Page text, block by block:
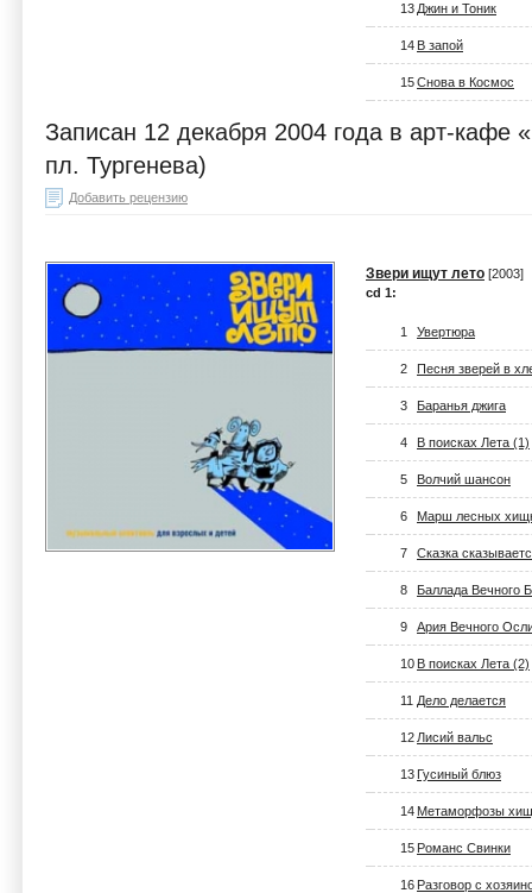
13 Джин и Тоник
14 В запой
15Снова в Космос
Записан 12 декабря 2004 года в арт-кафе
пл. Тургенева)
Добавить рецензию
Звери ищут лето [2003]
cd 1:
1 Увертюра
2 Песня зверей в
3 Баранья джига
4 В поисках Лета (1)
5 Волчий шансон
6 Марш лесных
7 Сказка
8 Баллада Вечного
9 Ария Вечного
10 В поисках Лета (2)
11 Дело делается
12 Лисий вальс
13 Гусиный блюз
14 Метаморфозы
15 Романс Свинки
16 Разговор с